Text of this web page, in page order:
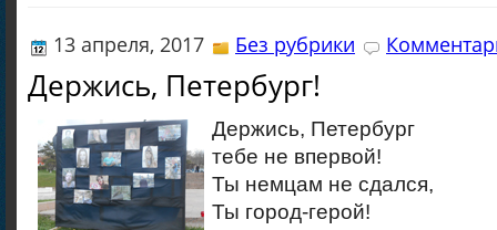
13 апреля, 2017 Без рубрики
Держись, Петербург!
Держись, Петербург
тебе не впервой!
Ты немцам не сдался,
Ты город-герой!